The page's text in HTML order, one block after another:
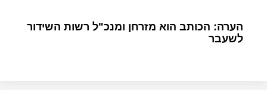
הערה: הכותב הוא מזרחן ומנכ"ל רשות השידור
לשעבר